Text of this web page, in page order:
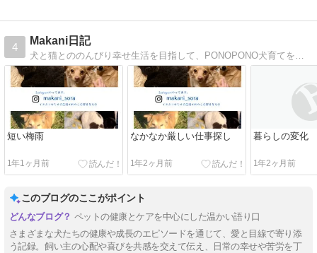
4
Makani日記
犬と猫とののんびり幸せ生活を目指して、PONOPONO犬育てを実践しています。
短い梅雨
1年1ヶ月前
なかなか厳しい仕事探し
1年2ヶ月前
暮らしの変化
1年2ヶ月前
このブログのここがポイント
ペットの健康とケアを中心にした温かい語り口
さまざまな犬たちの健康や成長のエピソードを通じて、愛と目線で寄り添
う記録。飼い主の心配や喜びを共感を交えて伝え、日常の幸せや苦労を丁